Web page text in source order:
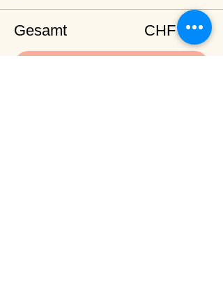
Gesamt CHF 0.00